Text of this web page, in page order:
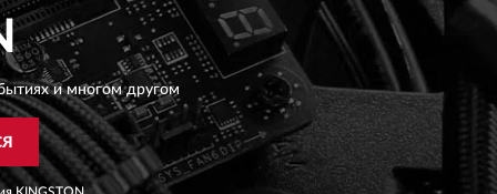
и многом другом